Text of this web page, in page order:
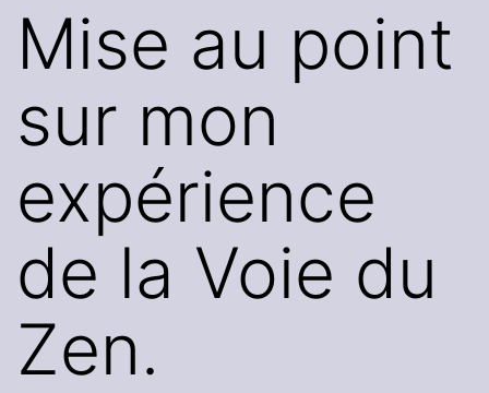
Mise au point
sur mon
expérience
de la Voie du
Zen.